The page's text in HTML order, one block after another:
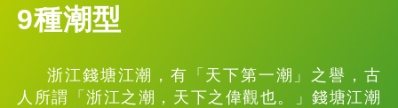
9種潮型
浙江錢塘江潮，有「天下第一潮」之譽，古
人所謂「浙江之潮，天下之偉觀也。」錢塘江潮